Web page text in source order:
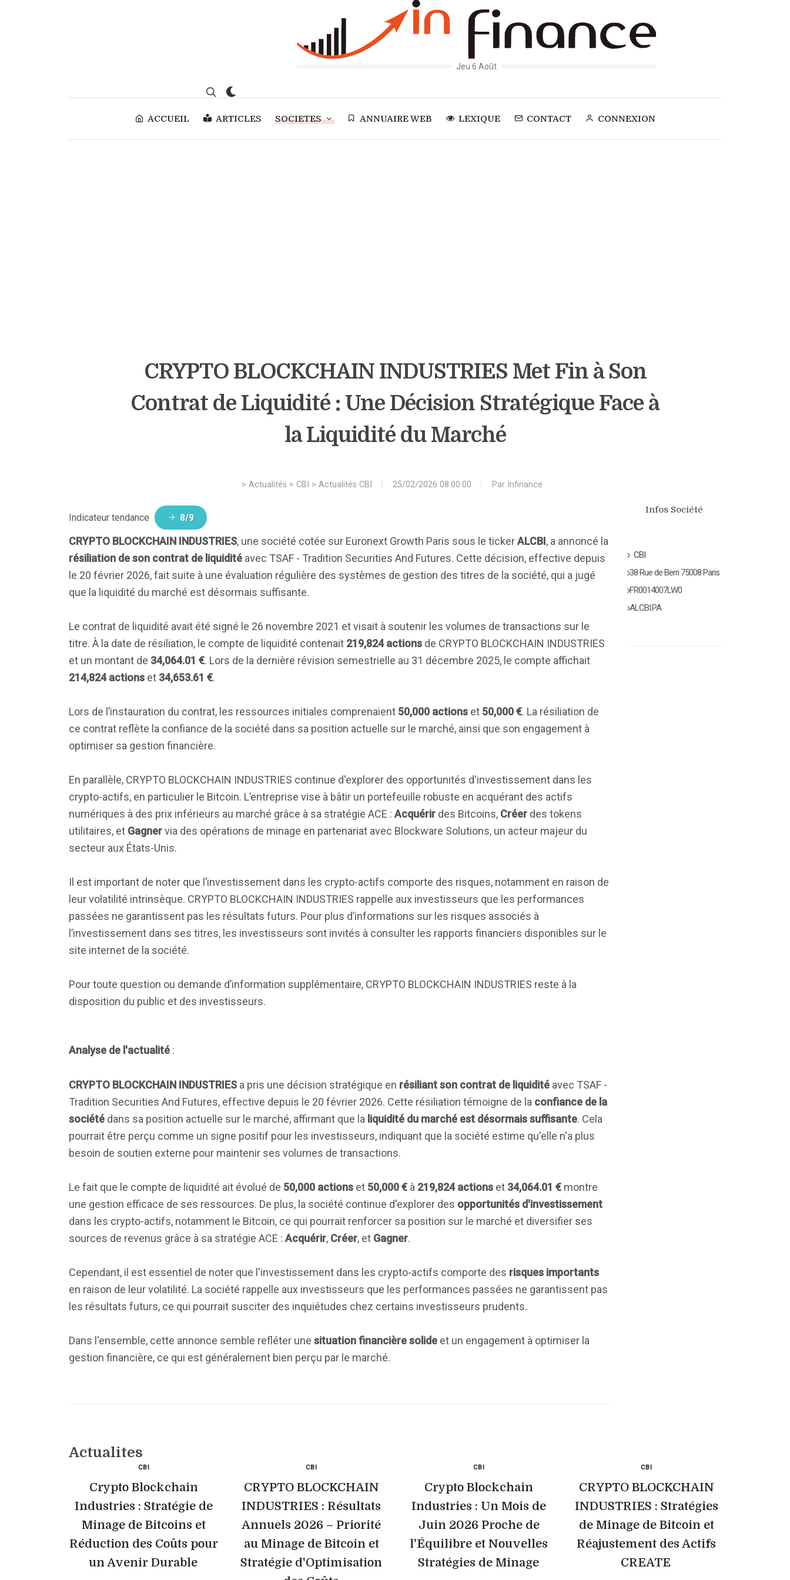
Jeu 6 Août
ACCUEIL ARTICLES SOCIETES ANNUAIRE WEB LEXIQUE CONTACT CONNEXION
CRYPTO BLOCKCHAIN INDUSTRIES Met Fin à Son
Contrat de Liquidité : Une Décision Stratégique Face à
la Liquidité du Marché
> Actualités > CBI > Actualités CBI 25/02/2026 08:00:00 Par Infinance
Indicateur tendance 8/9
CRYPTO BLOCKCHAIN INDUSTRIES, une société cotée sur Euronext Growth Paris sous le tickerALCBI, a annoncé la
résiliation de son contrat de liquidité avec TSAF - Tradition Securities And Futures. Cette décision, effective depuis
le 20 février 2026, fait suite à une évaluation régulière des systèmes de gestion des titres de la société, qui a jugé
que la liquidité du marché est désormais suffisante.
Le contrat de liquidité avait été signé le 26 novembre 2021 et visait à soutenir les volumes de transactions sur le
titre. À la date de résiliation, le compte de liquidité contenait 219,824 actions de CRYPTO BLOCKCHAIN INDUSTRIES
et un montant de 34,064.01 €. Lors de la dernière révision semestrielle au 31 décembre 2025, le compte affichait
214,824 actions et 34,653.61 €.
Lors de l’instauration du contrat, les ressources initiales comprenaient 50,000 actions et 50,000 €. La résiliation de
ce contrat reflète la confiance de la société dans sa position actuelle sur le marché, ainsi que son engagement à
optimiser sa gestion financière.
En parallèle, CRYPTO BLOCKCHAIN INDUSTRIES continue d'explorer des opportunités d'investissement dans les
crypto-actifs, en particulier le Bitcoin. L’entreprise vise à bâtir un portefeuille robuste en acquérant des actifs
numériques à des prix inférieurs au marché grâce à sa stratégie ACE : Acquérir des Bitcoins, Créer des tokens
utilitaires, et Gagnervia des opérations de minage en partenariat avec Blockware Solutions, un acteur majeur du
secteur aux États-Unis.
Il est important de noter que l’investissement dans les crypto-actifs comporte des risques, notamment en raison de
leur volatilité intrinsèque. CRYPTO BLOCKCHAIN INDUSTRIES rappelle aux investisseurs que les performances
passées ne garantissent pas les résultats futurs. Pour plus d’informations sur les risques associés à
l’investissement dans ses titres, les investisseurs sont invités à consulter les rapports financiers disponibles sur le
site internet de la société.
Pour toute question ou demande d’information supplémentaire, CRYPTO BLOCKCHAIN INDUSTRIES reste à la
disposition du public et des investisseurs.
Analyse de l'actualité :
CRYPTO BLOCKCHAIN INDUSTRIES a pris une décision stratégique en résiliant son contrat de liquidité avec TSAF -
Tradition Securities And Futures, effective depuis le 20 février 2026. Cette résiliation témoigne de la confiance de la
société dans sa position actuelle sur le marché, affirmant que la liquidité du marché est désormais suffisante. Cela
pourrait être perçu comme un signe positif pour les investisseurs, indiquant que la société estime qu'elle n'a plus
besoin de soutien externe pour maintenir ses volumes de transactions.
Le fait que le compte de liquidité ait évolué de 50,000 actions et 50,000 € à 219,824 actions et 34,064.01 € montre
une gestion efficace de ses ressources. De plus, la société continue d'explorer des opportunités d'investissement
dans les crypto-actifs, notamment le Bitcoin, ce qui pourrait renforcer sa position sur le marché et diversifier ses
sources de revenus grâce à sa stratégie ACE : Acquérir, Créer, et Gagner.
Cependant, il est essentiel de noter que l'investissement dans les crypto-actifs comporte des risques importants
en raison de leur volatilité. La société rappelle aux investisseurs que les performances passées ne garantissent pas
les résultats futurs, ce qui pourrait susciter des inquiétudes chez certains investisseurs prudents.
Dans l'ensemble, cette annonce semble refléter une situation financière solide et un engagement à optimiser la
gestion financière, ce qui est généralement bien perçu par le marché.
Infos Société
CBI
38 Rue de Berri 75008 Paris
FR0014007LW0
ALCBI.PA
Actualites
CBI
Crypto Blockchain
Industries : Stratégie de
Minage de Bitcoins et
Réduction des Coûts pour
un Avenir Durable
CBI
CRYPTO BLOCKCHAIN
INDUSTRIES : Résultats
Annuels 2026 – Priorité
au Minage de Bitcoin et
Stratégie d'Optimisation
CBI
Crypto Blockchain
Industries : Un Mois de
Juin 2026 Proche de
l'Équilibre et Nouvelles
Stratégies de Minage
CBI
CRYPTO BLOCKCHAIN
INDUSTRIES : Stratégies
de Minage de Bitcoin et
Réajustement des Actifs
CREATE